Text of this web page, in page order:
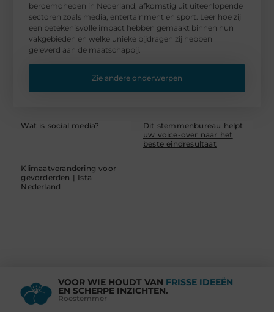
beroemdheden in Nederland, afkomstig uit uiteenlopende
sectoren zoals media, entertainment en sport. Leer hoe zij
een betekenisvolle impact hebben gemaakt binnen hun
vakgebieden en welke unieke bijdragen zij hebben
geleverd aan de maatschappij.
Zie andere onderwerpen
Wat is social media?
Dit stemmenbureau helpt
uw voice-over naar het
beste eindresultaat
Klimaatverandering voor
gevorderden | Ista
Nederland
VOOR WIE HOUDT VAN FRISSE IDEEËN
EN SCHERPE INZICHTEN.
Roestemmer